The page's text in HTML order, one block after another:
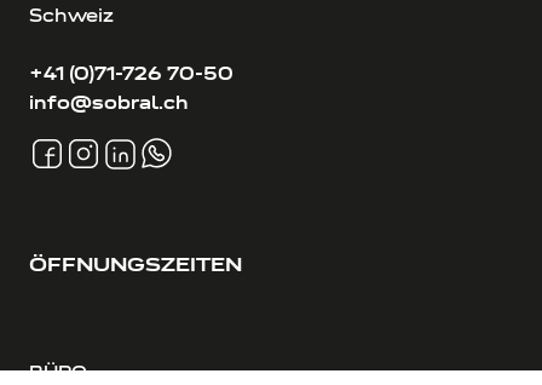
Schweiz
+41 (0)71-726 70-50
info@sobral.ch
ÖFFNUNGSZEITEN
BÜRO